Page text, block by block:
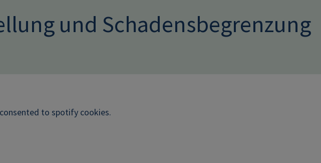
und Schadensbegrenzung
to spotify cookies.